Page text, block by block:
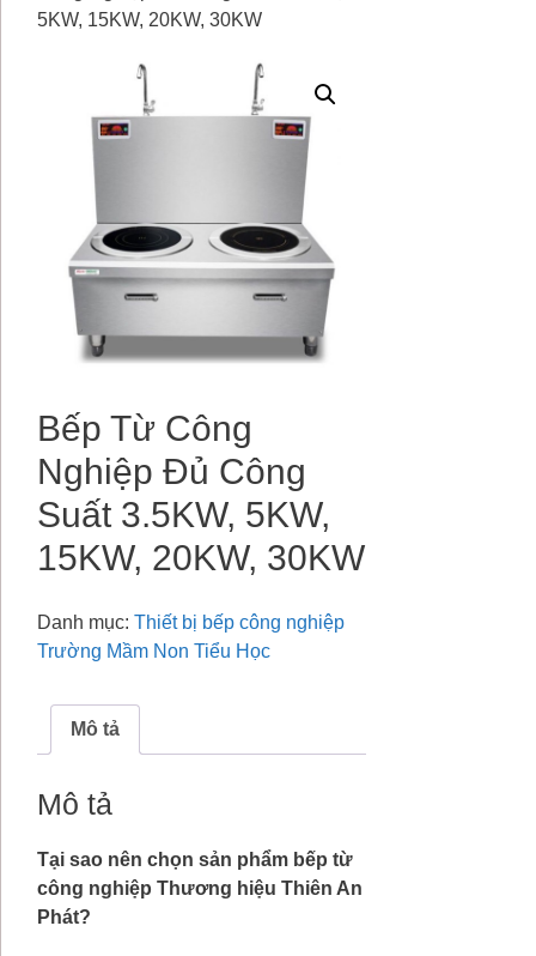
5KW, 15KW, 20KW, 30KW
Bếp Từ Công
Nghiệp Đủ Công
Suất 3.5KW, 5KW,
15KW, 20KW, 30KW
Danh mục: Thiết bị bếp công nghiệp
Trường Mầm Non Tiểu Học
Mô tả
Mô tả
Tại sao nên chọn sản phẩm bếp từ
công nghiệp Thương hiệu Thiên An
Phát?